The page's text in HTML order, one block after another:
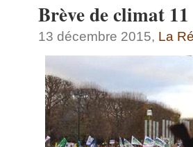
Brève de climat 11
13 décembre 2015, La